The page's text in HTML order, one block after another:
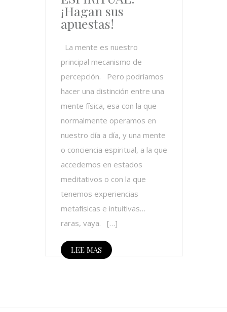
¡Hagan sus
apuestas!
La mente es nuestro
principal mecanismo de
percepción. Pero podríamos
hacer una distinción entre una
mente física, esa con la que
normalmente operamos en
nuestro día a día, y una mente
o conciencia espiritual, a la que
accedemos en estados
meditativos o con la que
tenemos experiencias
metafísicas e intuitivas…
raras, vaya. […]
LEE MAS